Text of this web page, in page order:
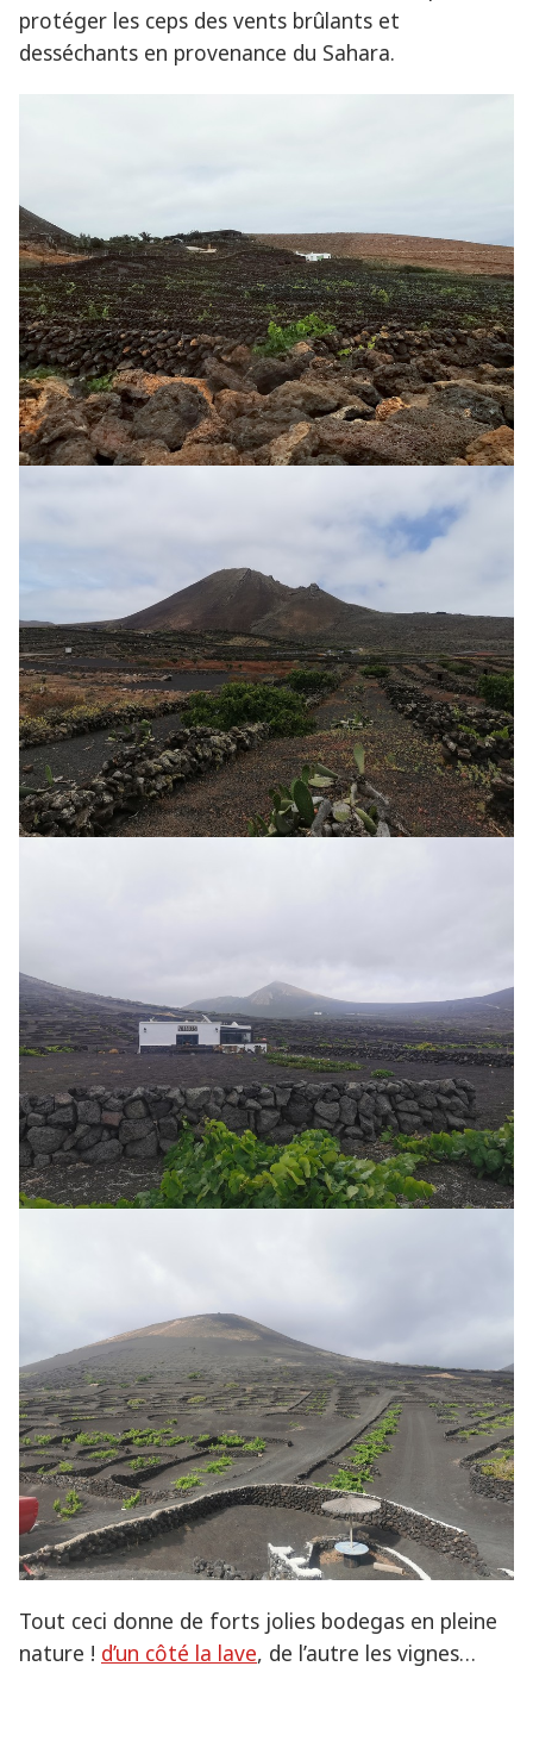
protéger les ceps des vents brûlants et
desséchants en provenance du Sahara.
Tout ceci donne de forts jolies bodegas en pleine
nature ! d’un côté la lave, de l’autre les vignes…